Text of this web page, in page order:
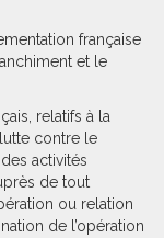
française
et le
relatifs à la
contre le
activités
de tout
ou relation
de l’opération